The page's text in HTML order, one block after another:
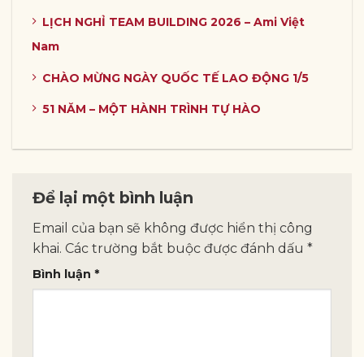
LỊCH NGHỈ TEAM BUILDING 2026 – Ami Việt
Nam
CHÀO MỪNG NGÀY QUỐC TẾ LAO ĐỘNG 1/5
51 NĂM – MỘT HÀNH TRÌNH TỰ HÀO
Để lại một bình luận
Email của bạn sẽ không được hiển thị công
khai. Các trường bắt buộc được đánh dấu *
Bình luận *